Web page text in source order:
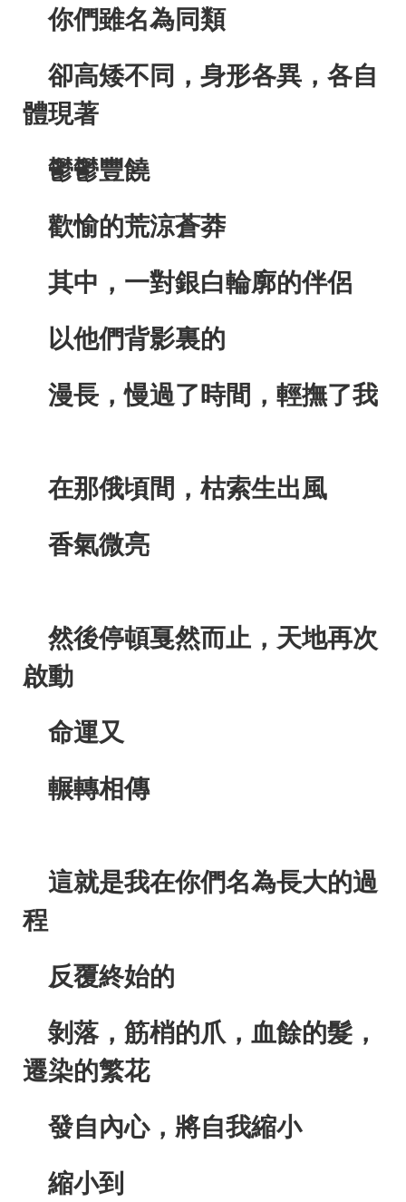
你們雖名為同類
卻高矮不同，身形各異，各自
體現著
鬱鬱豐饒
歡愉的荒涼蒼莽
其中，一對銀白輪廓的伴侶
以他們背影裏的
漫長，慢過了時間，輕撫了我
在那俄頃間，枯索生出風
香氣微亮
然後停頓戛然而止，天地再次
啟動
命運又
輾轉相傳
這就是我在你們名為長大的過
程
反覆終始的
剝落，筋梢的爪，血餘的髮，
遷染的繁花
發自內心，將自我縮小
縮小到